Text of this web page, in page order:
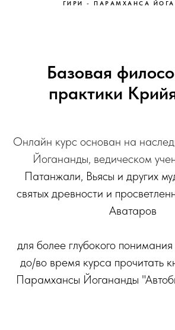
ГИРИ - ПАРАМХАНСА
Базовая
практики
Онлайн курс основан на
Йогананды, ведическом
Патанжали, Вьясы и других
святых древности и
Аватаров
для более глубокого
до/во время курса прочитать
Парамхансы Йогананды